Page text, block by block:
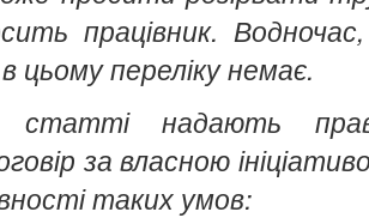
працівник.
цьому переліку немає.
статті надають
за власною
таких умов: